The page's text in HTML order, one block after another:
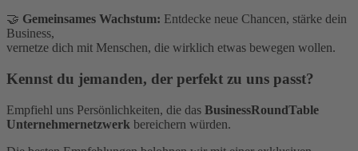
🤝 Gemeinsames Wachstum: Entdecke neue Chancen, stärke dein
Business,
vernetze dich mit Menschen, die wirklich etwas bewegen wollen.
Kennst du jemanden, der perfekt zu uns passt?
Empfiehl uns Persönlichkeiten, die das BusinessRoundTable
Unternehmernetzwerk bereichern würden.